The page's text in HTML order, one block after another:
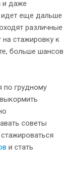
и даже
идет еще дальше
различные
стажировку к
больше шансов
по грудному
советы
и стать